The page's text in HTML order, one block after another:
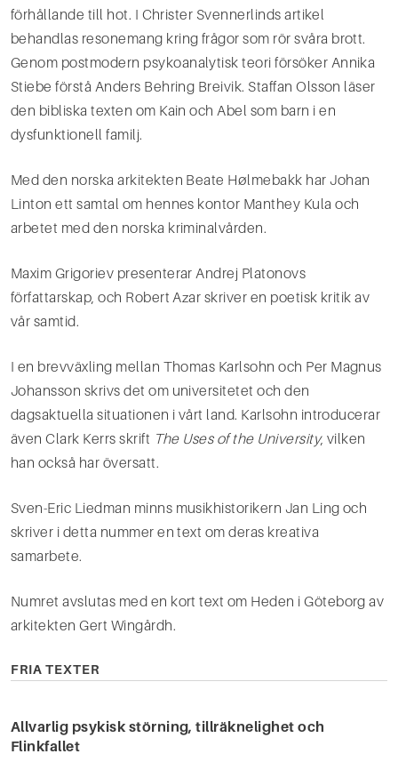
förhållande till hot. I Christer Svennerlinds artikel
behandlas resonemang kring frågor som rör svåra brott.
Genom postmodern psykoanalytisk teori försöker Annika
Stiebe förstå Anders Behring Breivik. Staffan Olsson läser
den bibliska texten om Kain och Abel som barn i en
dysfunktionell familj.
Med den norska arkitekten Beate Hølmebakk har Johan
Linton ett samtal om hennes kontor Manthey Kula och
arbetet med den norska kriminalvården.
Maxim Grigoriev presenterar Andrej Platonovs
författarskap, och Robert Azar skriver en poetisk kritik av
vår samtid.
I en brevväxling mellan Thomas Karlsohn och Per Magnus
Johansson skrivs det om universitetet och den
dagsaktuella situationen i vårt land. Karlsohn introducerar
även Clark Kerrs skrift The Uses of the University, vilken
han också har översatt.
Sven-Eric Liedman minns musikhistorikern Jan Ling och
skriver i detta nummer en text om deras kreativa
samarbete.
Numret avslutas med en kort text om Heden i Göteborg av
arkitekten Gert Wingårdh.
FRIA TEXTER
Allvarlig psykisk störning, tillräknelighet och
Flinkfallet